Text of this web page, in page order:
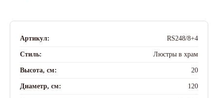
Артикул: RS248/8+4
Стиль: Люстры в храм
Высота, см: 20
Диаметр, см: 120